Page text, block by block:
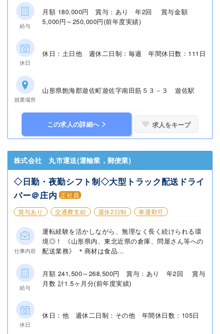
給与
月額 180,000円 賞与：あり 年2回 賞与金額
5,000円～250,000円(前年度実績)
休日
休日：土日他 週休二日制：毎週 年間休日数：111日
就業場所
山形県飽海郡遊佐町遊佐字南田筋５３－３ 遊佐駅
この求人の詳細へ 求人をキープ
株式会社 丸市運送(運輸業，郵便業)
◇日勤・夜勤シフト制◇大型トラック配送ドライ
バー＠庄内 正社員
賞与あり
交通費支給 週休2日制 車通勤可
仕事内容
運転経験を活かしながら、無理なく長く続けられる環
境◎！ 《山形県内、東北近県の倉庫、問屋さん等への
配送業務》 ＊商材は食品...
給与
月額 241,500～268,500円 賞与：あり 年2回 賞与
月数 計1.5ヶ月分(前年度実績)
休日
休日：他 週休二日制：その他 年間休日数：105日